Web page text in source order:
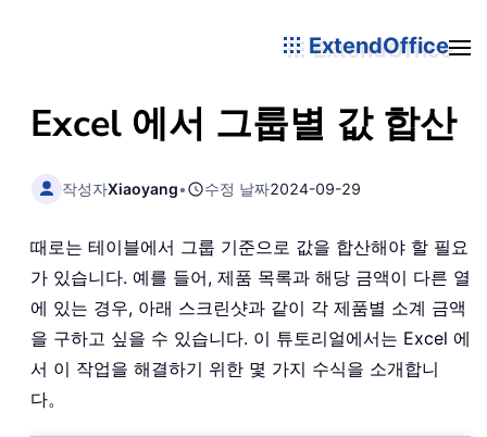
ExtendOffice
Excel 에서 그룹별 값 합산
작성자Xiaoyang• 수정 날짜2024-09-29
때로는 테이블에서 그룹 기준으로 값을 합산해야 할 필요
가 있습니다. 예를 들어, 제품 목록과 해당 금액이 다른 열
에 있는 경우, 아래 스크린샷과 같이 각 제품별 소계 금액
을 구하고 싶을 수 있습니다. 이 튜토리얼에서는 Excel 에
서 이 작업을 해결하기 위한 몇 가지 수식을 소개합니
다。